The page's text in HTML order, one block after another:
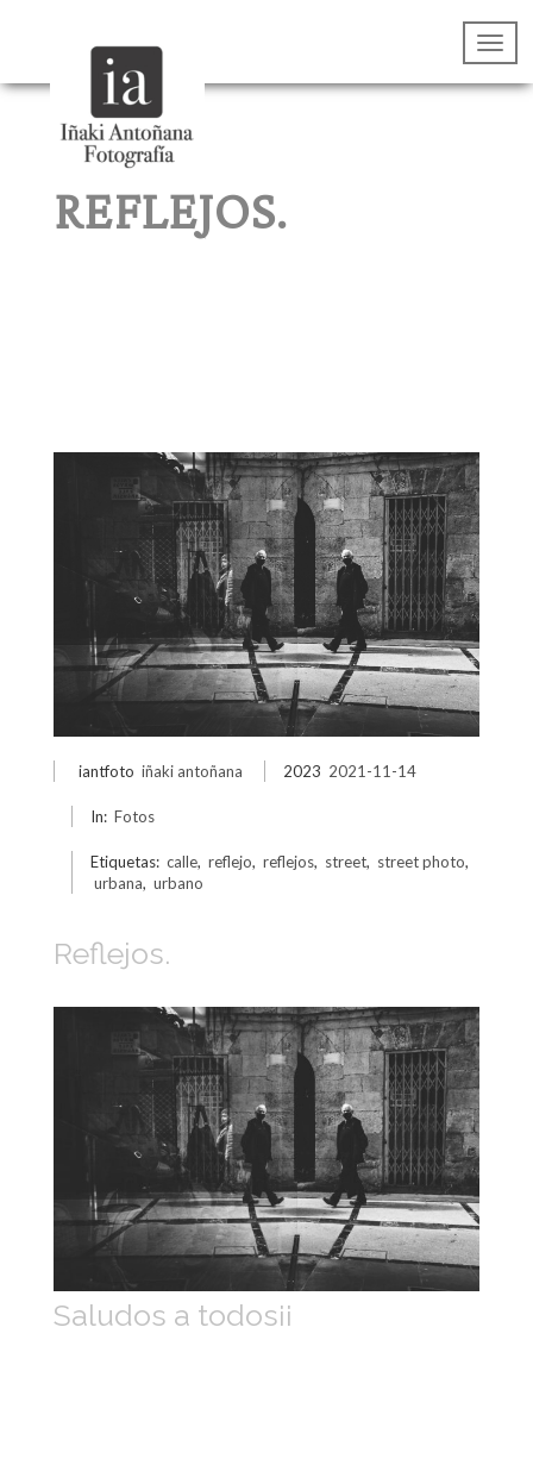
REFLEJOS.
iantfoto iñaki antoñana 2023 2021-11-14
In: Fotos
Etiquetas: calle, reflejo, reflejos, street, street photo,
urbana, urbano
Reflejos.
Saludos a todos¡¡